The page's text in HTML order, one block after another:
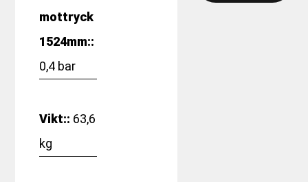
2255 - Bergåsen
2258 Hyra hyvel 160 Gentab
2278 - Hyra rörpropp VBG spolservice
mottryck
1524mm::
0,4 bar
Vikt:: 63,6
kg